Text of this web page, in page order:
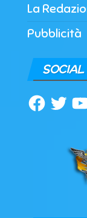
La
Pubblicità
SOCIAL
Facebook
Twitter